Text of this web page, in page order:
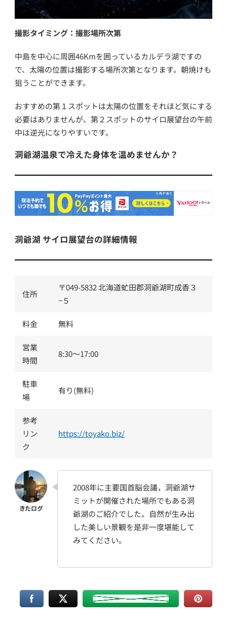
撮影タイミング：撮影場所次第
中島を中心に周囲46Kmを囲っているカルデラ湖ですの
で、太陽の位置は撮影する場所次第となります。朝焼けも
狙うことができます。
おすすめの第１スポットは太陽の位置をそれほど気にする
必要はありませんが、第２スポットのサイロ展望台の午前
中は逆光になりやすいです。
洞爺湖温泉で冷えた身体を温めませんか？
洞爺湖 サイロ展望台の詳細情報
住所
〒049-5832 北海道虻田郡洞爺湖町成香３
−５
料金 無料
営業
時間
8:30〜17:00
駐車
場
有り(無料)
参考
リン
ク
https://toyako.biz/
2008年に主要国首脳会議，洞爺湖サ
ミットが開催された場所でもある洞
爺湖のご紹介でした。自然が生み出
した美しい景観を是非一度堪能して
みてください。